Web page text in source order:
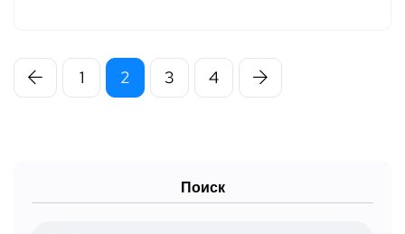
1 2 3 4
Поиск